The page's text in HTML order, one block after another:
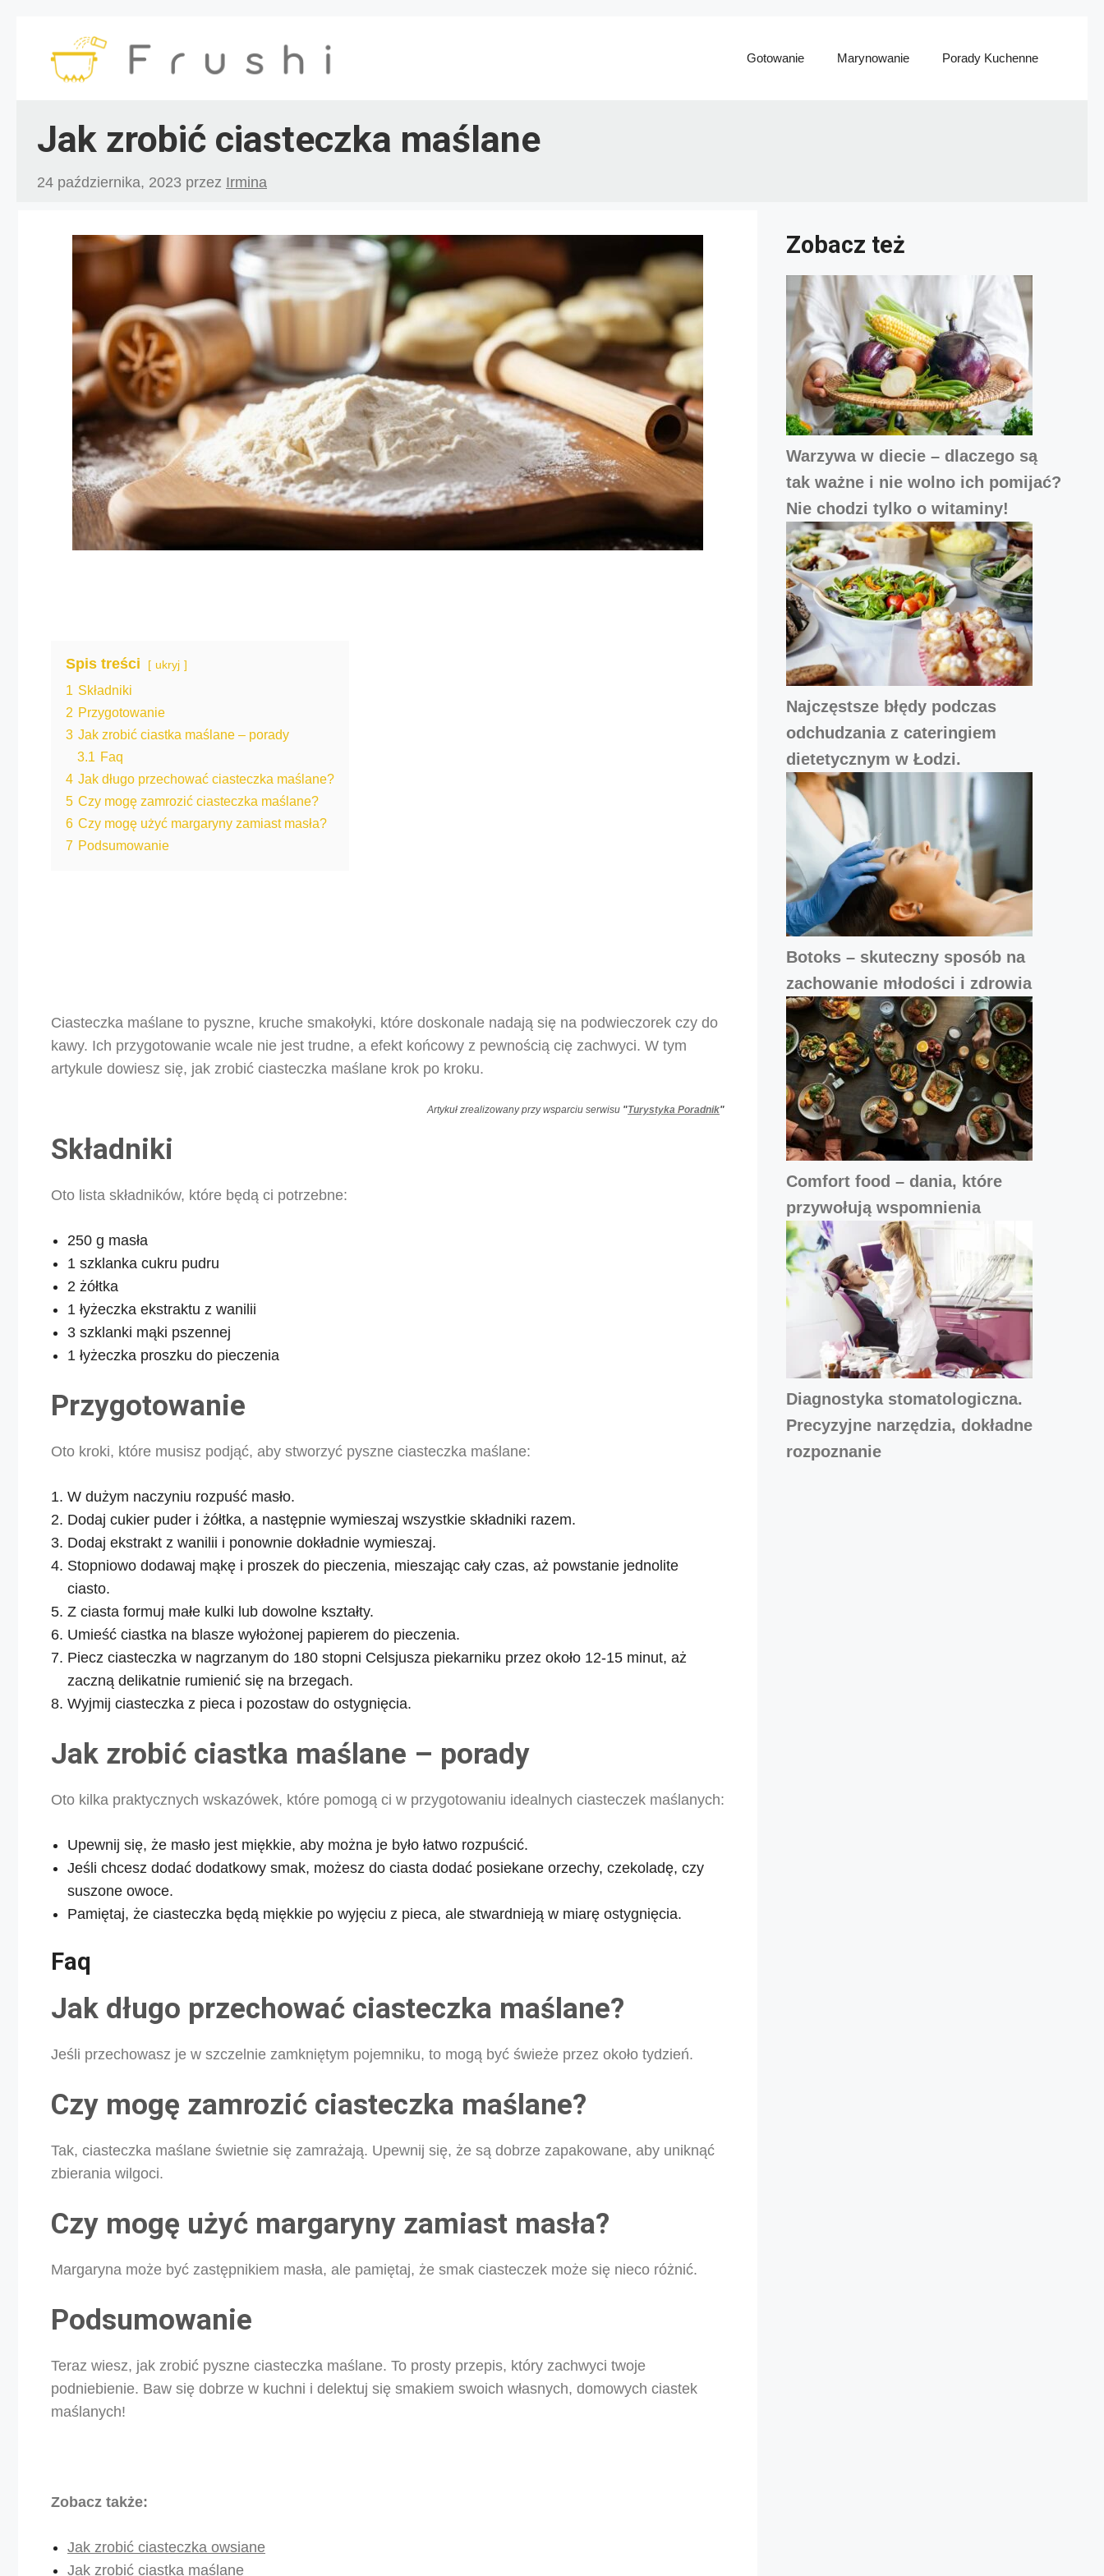
Gotowanie Marynowanie Porady Kuchenne
Jak zrobić ciasteczka maślane
24 października, 2023 przez Irmina
Spis treści ukryj
1 Składniki
2 Przygotowanie
3 Jak zrobić ciastka maślane – porady
3.1 Faq
4 Jak długo przechować ciasteczka maślane?
5 Czy mogę zamrozić ciasteczka maślane?
6 Czy mogę użyć margaryny zamiast masła?
7 Podsumowanie
Ciasteczka maślane to pyszne, kruche smakołyki, które doskonale nadają się na podwieczorek czy do
kawy. Ich przygotowanie wcale nie jest trudne, a efekt końcowy z pewnością cię zachwyci. W tym
artykule dowiesz się, jak zrobić ciasteczka maślane krok po kroku.
Artykuł zrealizowany przy wsparciu serwisu "Turystyka Poradnik"
Składniki
Oto lista składników, które będą ci potrzebne:
250 g masła
1 szklanka cukru pudru
2 żółtka
1 łyżeczka ekstraktu z wanilii
3 szklanki mąki pszennej
1 łyżeczka proszku do pieczenia
Przygotowanie
Oto kroki, które musisz podjąć, aby stworzyć pyszne ciasteczka maślane:
W dużym naczyniu rozpuść masło.
Dodaj cukier puder i żółtka, a następnie wymieszaj wszystkie składniki razem.
Dodaj ekstrakt z wanilii i ponownie dokładnie wymieszaj.
Stopniowo dodawaj mąkę i proszek do pieczenia, mieszając cały czas, aż powstanie jednolite
ciasto.
Z ciasta formuj małe kulki lub dowolne kształty.
Umieść ciastka na blasze wyłożonej papierem do pieczenia.
Piecz ciasteczka w nagrzanym do 180 stopni Celsjusza piekarniku przez około 12-15 minut, aż
zaczną delikatnie rumienić się na brzegach.
Wyjmij ciasteczka z pieca i pozostaw do ostygnięcia.
Jak zrobić ciastka maślane – porady
Oto kilka praktycznych wskazówek, które pomogą ci w przygotowaniu idealnych ciasteczek maślanych:
Upewnij się, że masło jest miękkie, aby można je było łatwo rozpuścić.
Jeśli chcesz dodać dodatkowy smak, możesz do ciasta dodać posiekane orzechy, czekoladę, czy
suszone owoce.
Pamiętaj, że ciasteczka będą miękkie po wyjęciu z pieca, ale stwardnieją w miarę ostygnięcia.
Faq
Jak długo przechować ciasteczka maślane?
Jeśli przechowasz je w szczelnie zamkniętym pojemniku, to mogą być świeże przez około tydzień.
Czy mogę zamrozić ciasteczka maślane?
Tak, ciasteczka maślane świetnie się zamrażają. Upewnij się, że są dobrze zapakowane, aby uniknąć
zbierania wilgoci.
Czy mogę użyć margaryny zamiast masła?
Margaryna może być zastępnikiem masła, ale pamiętaj, że smak ciasteczek może się nieco różnić.
Podsumowanie
Teraz wiesz, jak zrobić pyszne ciasteczka maślane. To prosty przepis, który zachwyci twoje
podniebienie. Baw się dobrze w kuchni i delektuj się smakiem swoich własnych, domowych ciastek
maślanych!
Zobacz także:
Jak zrobić ciasteczka owsiane
Jak zrobić ciastka maślane
Zobacz też
Warzywa w diecie – dlaczego są
tak ważne i nie wolno ich pomijać?
Nie chodzi tylko o witaminy!
Najczęstsze błędy podczas
odchudzania z cateringiem
dietetycznym w Łodzi.
Botoks – skuteczny sposób na
zachowanie młodości i zdrowia
Comfort food – dania, które
przywołują wspomnienia
Diagnostyka stomatologiczna.
Precyzyjne narzędzia, dokładne
rozpoznanie